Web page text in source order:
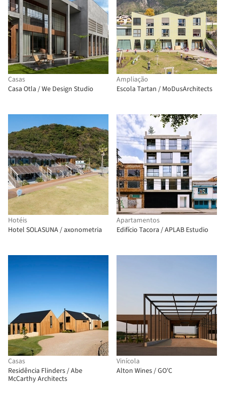
Casas
Casa Otla / We Design Studio
Ampliação
Escola Tartan / MoDusArchitects
Hotéis
Hotel SOLASUNA / axonometria
Apartamentos
Edifício Tacora / APLAB Estudio
Casas
Residência Flinders / Abe
McCarthy Architects
Vinícola
Alton Wines / GO'C